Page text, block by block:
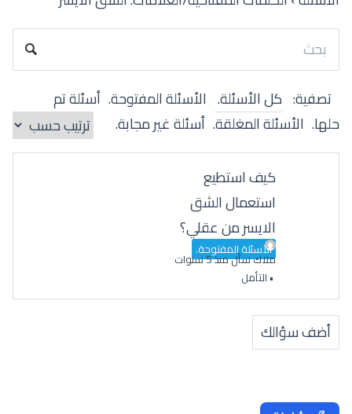
تصفية: كل الأسئلة. الأسئلة المفتوحة. أسئلة تم
حلها. الأسئلة المغلقة. أسئلة غير مجابة.
كيف استطيع
استعمال الشق
الايسر من عقلي؟
الأسئلة المفتوحة.
ملاكسأل منذ 5 سنوات
• التأمل
أضف سؤالك